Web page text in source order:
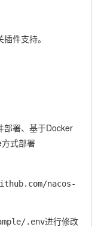
件支持。
部署、基于Docker
式部署
nacos-
.env进行修改